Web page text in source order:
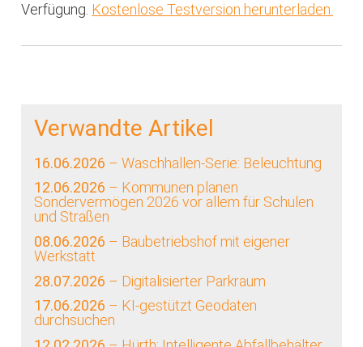
Verfügung. Kostenlose Testversion herunterladen.
Verwandte Artikel
16.06.2026 – Waschhallen-Serie: Beleuchtung
12.06.2026 – Kommunen planen
Sondervermögen 2026 vor allem für Schulen
und Straßen
08.06.2026 – Baubetriebshof mit eigener
Werkstatt
28.07.2026 – Digitalisierter Parkraum
17.06.2026 – KI-gestützt Geodaten
durchsuchen